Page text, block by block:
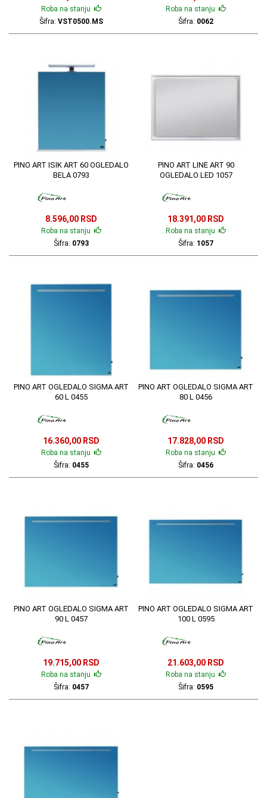
Roba na stanju
Šifra: VST0500.MS
Roba na stanju
Šifra: 0062
PINO ART ISIK ART 60 OGLEDALO
BELA 0793
8.596,00 RSD
Roba na stanju
Šifra: 0793
PINO ART LINE ART 90
OGLEDALO LED 1057
18.391,00 RSD
Roba na stanju
Šifra: 1057
PINO ART OGLEDALO SIGMA ART
60 L 0455
16.360,00 RSD
Roba na stanju
Šifra: 0455
PINO ART OGLEDALO SIGMA ART
80 L 0456
17.828,00 RSD
Roba na stanju
Šifra: 0456
PINO ART OGLEDALO SIGMA ART
90 L 0457
19.715,00 RSD
Roba na stanju
Šifra: 0457
PINO ART OGLEDALO SIGMA ART
100 L 0595
21.603,00 RSD
Roba na stanju
Šifra: 0595